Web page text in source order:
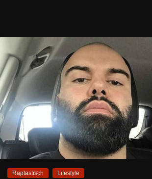
Raptastisch Lifestyle